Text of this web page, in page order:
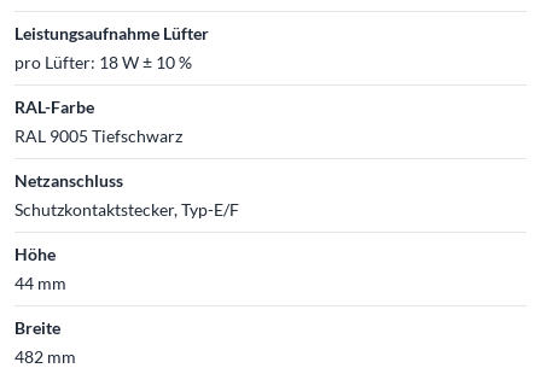
Leistungsaufnahme Lüfter
pro Lüfter: 18 W ± 10 %
RAL-Farbe
RAL 9005 Tiefschwarz
Netzanschluss
Schutzkontaktstecker, Typ-E/F
Höhe
44 mm
Breite
482 mm